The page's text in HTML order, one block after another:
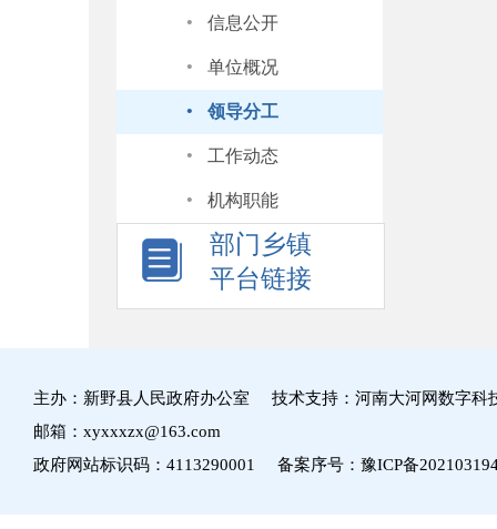
· 信息公开
· 单位概况
· 领导分工
· 工作动态
· 机构职能
部门乡镇
平台链接
主办：新野县人民政府办公室 技术支持：河南大河网数字科
邮箱：xyxxxzx@163.com
政府网站标识码：4113290001 备案序号： 豫ICP备